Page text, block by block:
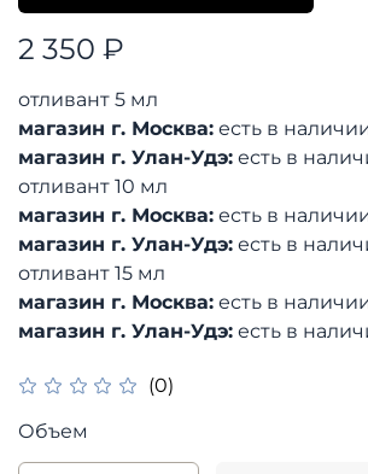
(0)
2 350 ₽
Объем
отливант 5 мл
магазин г. Москва: есть в
магазин г. Улан-Удэ: есть в
отливант 10 мл
магазин г. Москва: есть в
магазин г. Улан-Удэ: есть в
отливант 15 мл
магазин г. Москва: есть в
магазин г. Улан-Удэ: есть в